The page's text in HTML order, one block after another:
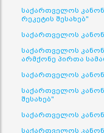
საქართველოს
რეკეტის შესახებ"
საქართველოს
საქართველოს
არმქონე პირთა
საქართველოს
საქართველოს
შესახებ"
საქართველოს
საქართველოს